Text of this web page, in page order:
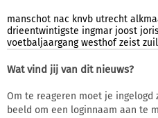
manschot nac knvb utrecht
drieentwintigste ingmar joost joris
voetbaljaargang westhof zeist
Wat vind jij van dit nieuws?
Om te reageren moet je ingelogd
beeld om een loginnaam aan te